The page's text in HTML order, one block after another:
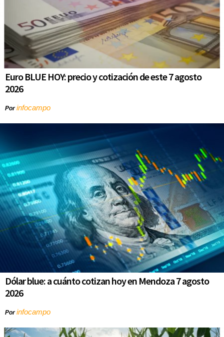
Euro BLUE HOY: precio y cotización de este 7 agosto
2026
Porinfocampo
Dólar blue: a cuánto cotizan hoy en Mendoza 7 agosto
2026
Porinfocampo